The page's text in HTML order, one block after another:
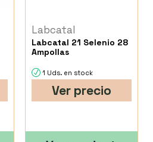
Labcatal
Labcatal 21 Selenio 28
Ampollas
1 Uds. en stock
Ver precio